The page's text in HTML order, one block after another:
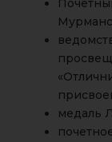
медаль